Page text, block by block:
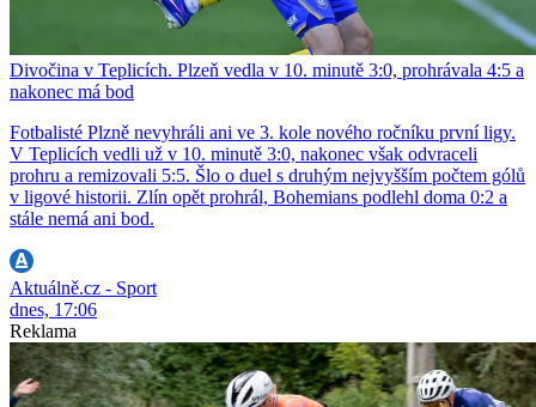
Divočina v Teplicích. Plzeň vedla v 10. minutě 3:0, prohrávala 4:5 a
nakonec má bod
Fotbalisté Plzně nevyhráli ani ve 3. kole nového ročníku první ligy.
V Teplicích vedli už v 10. minutě 3:0, nakonec však odvraceli
prohru a remizovali 5:5. Šlo o duel s druhým nejvyšším počtem gólů
v ligové historii. Zlín opět prohrál, Bohemians podlehl doma 0:2 a
stále nemá ani bod.
Aktuálně.cz - Sport
dnes, 17:06
Reklama